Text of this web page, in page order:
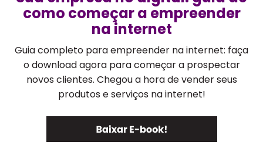
como começar a empreender
na internet
Guia completo para empreender na internet: faça
o download agora para começar a prospectar
novos clientes. Chegou a hora de vender seus
produtos e serviços na internet!